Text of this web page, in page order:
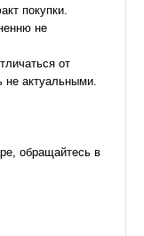
покупки.
не
от
не актуальными.
обращайтесь в